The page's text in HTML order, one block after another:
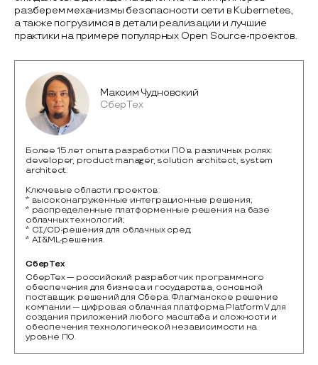
разберем механизмы безопасности сети в Kubernetes,
а также погрузимся в детали реализации и лучшие
практики на примере популярных Open Source-проектов.
Максим Чудновский
СберТех
Более 15 лет опыта разработки ПО в различных ролях:
developer, product manager, solution architect, system
architect.
Ключевые области проектов:
* высоконагруженные интеграционные решения;
* распределенные платформенные решения на базе
облачных технологий;
* CI/CD-решения для облачных сред;
* AI&ML-решения.
СберТех
СберТех — российский разработчик программного
обеспечения для бизнеса и государства, основной
поставщик решений для Сбера. Флагманское решение
компании — цифровая облачная платформа Platform V для
создания приложений любого масштаба и сложности и
обеспечения технологической независимости на
уровне ПО.